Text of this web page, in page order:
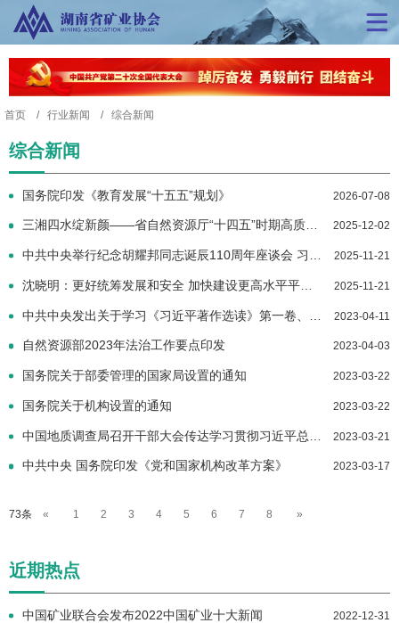
首页 行业新闻 综合新闻
综合新闻
国务院印发《教育发展“十五五”规划》 2026-07-08
三湘四水绽新颜——省自然资源厅“十四五”时期高质量发展综述 2025-12-02
中共中央举行纪念胡耀邦同志诞辰110周年座谈会 习近平发表重要讲话 2025-11-21
2025-11-21
2023-04-11
自然资源部2023年法治工作要点印发 2023-04-03
国务院关于部委管理的国家局设置的通知 2023-03-22
国务院关于机构设置的通知 2023-03-22
2023-03-21
中共中央 国务院印发《党和国家机构改革方案》 2023-03-17
73条 « 1 2 3 4 5 6 7 8 »
近期热点
中国矿业联合会发布2022中国矿业十大新闻 2022-12-31